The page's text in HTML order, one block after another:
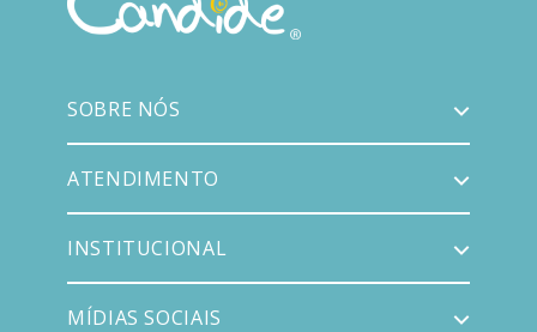
SOBRE NÓS
ATENDIMENTO
INSTITUCIONAL
MÍDIAS SOCIAIS